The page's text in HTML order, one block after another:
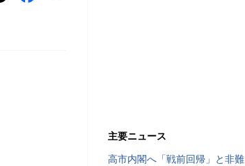
主要ニュース
高市内閣へ「戦前回帰」と非難